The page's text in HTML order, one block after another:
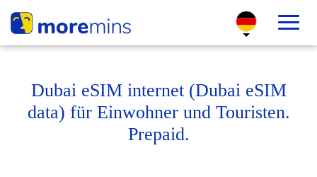
Dubai eSIM internet (Dubai eSIM
data) für Einwohner und Touristen.
Prepaid.